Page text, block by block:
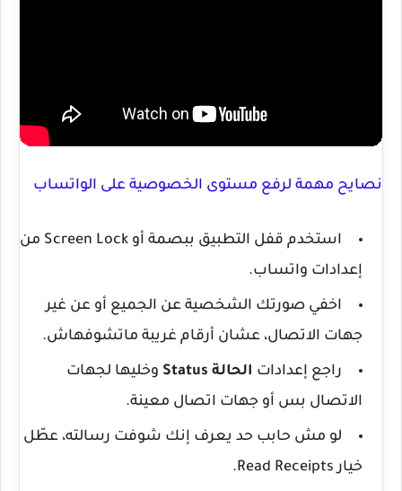
نصايح مهمة لرفع مستوى الخصوصية على الواتساب
استخدم قفل التطبيق ببصمة أو Screen Lock من
إعدادات واتساب.
اخفي صورتك الشخصية عن الجميع أو عن غير
جهات الاتصال، عشان أرقام غريبة ماتشوفهاش.
راجع إعدادات الحالة Status
وخليها لجهات
الاتصال بس أو جهات اتصال معينة.
لو مش حابب حد يعرف إنك شوفت رسالته، عطّل
خيارRead Receipts
.